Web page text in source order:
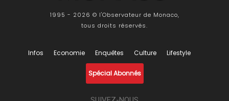
1995 - 2026 © l'Observateur de Monaco,
tous droits réservés.
Infos Economie Enquêtes Culture Lifestyle
Spécial Abonnés